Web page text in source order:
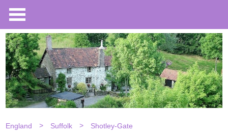
England Suffolk Shotley-Gate